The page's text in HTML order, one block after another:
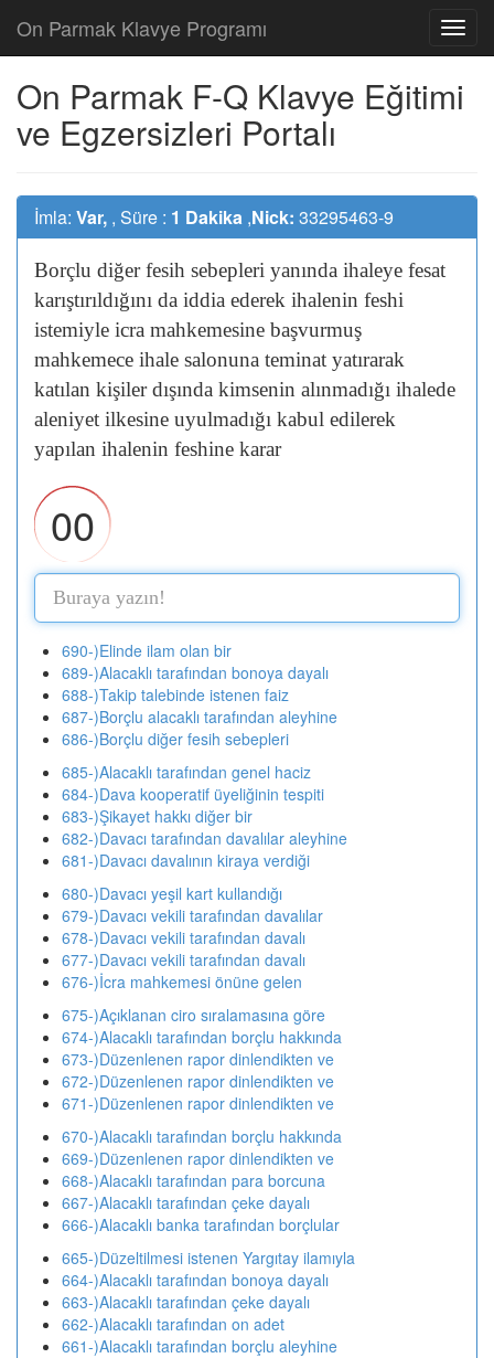
On Parmak Klavye Programı
On Parmak F-Q Klavye Eğitimi
ve Egzersizleri Portalı
İmla: Var, , Süre : 1 Dakika ,Nick: 33295463-9
Borçlu diğerfesih sebepleri yanında ihaleye fesat
karıştırıldığını da iddia ederek ihalenin feshi
istemiyle icra mahkemesine başvurmuş
mahkemece ihale salonuna teminat yatırarak
katılan kişilerdışında kimsenin alınmadığı ihalede
aleniyet ilkesine uyulmadığı kabul edilerek
yapılan ihalenin feshine karar
00
690-)Elinde ilam olan bir
689-)Alacaklı tarafından bonoya dayalı
688-)Takip talebinde istenen faiz
687-)Borçlu alacaklı tarafından aleyhine
686-)Borçlu diğer fesih sebepleri
685-)Alacaklı tarafından genel haciz
684-)Dava kooperatif üyeliğinin tespiti
683-)Şikayet hakkı diğer bir
682-)Davacı tarafından davalılar aleyhine
681-)Davacı davalının kiraya verdiği
680-)Davacı yeşil kart kullandığı
679-)Davacı vekili tarafından davalılar
678-)Davacı vekili tarafından davalı
677-)Davacı vekili tarafından davalı
676-)İcra mahkemesi önüne gelen
675-)Açıklanan ciro sıralamasına göre
674-)Alacaklı tarafından borçlu hakkında
673-)Düzenlenen rapor dinlendikten ve
672-)Düzenlenen rapor dinlendikten ve
671-)Düzenlenen rapor dinlendikten ve
670-)Alacaklı tarafından borçlu hakkında
669-)Düzenlenen rapor dinlendikten ve
668-)Alacaklı tarafından para borcuna
667-)Alacaklı tarafından çeke dayalı
666-)Alacaklı banka tarafından borçlular
665-)Düzeltilmesi istenen Yargıtay ilamıyla
664-)Alacaklı tarafından bonoya dayalı
663-)Alacaklı tarafından çeke dayalı
662-)Alacaklı tarafından on adet
661-)Alacaklı tarafından borçlu aleyhine